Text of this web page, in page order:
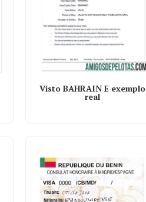
Visto BAHRAIN E exemplo
real